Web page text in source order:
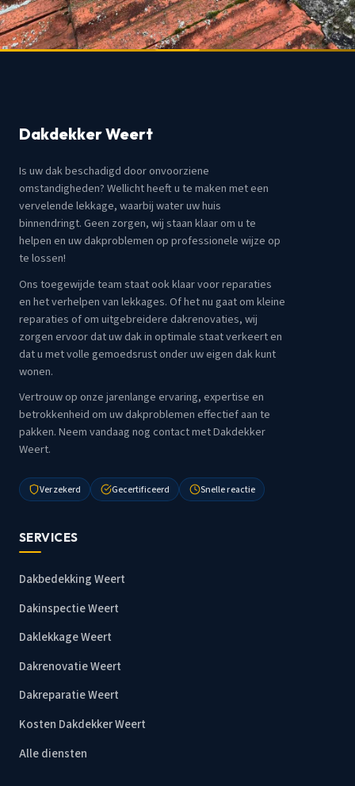
Dakdekker Weert
Is uw dak beschadigd door onvoorziene
omstandigheden? Wellicht heeft u te maken met een
vervelende lekkage, waarbij water uw huis
binnendringt. Geen zorgen, wij staan klaar om u te
helpen en uw dakproblemen op professionele wijze op
te lossen!
Ons toegewijde team staat ook klaar voor reparaties
en het verhelpen van lekkages. Of het nu gaat om kleine
reparaties of om uitgebreidere dakrenovaties, wij
zorgen ervoor dat uw dak in optimale staat verkeert en
dat u met volle gemoedsrust onder uw eigen dak kunt
wonen.
Vertrouw op onze jarenlange ervaring, expertise en
betrokkenheid om uw dakproblemen effectief aan te
pakken. Neem vandaag nog contact met Dakdekker
Weert.
Verzekerd Gecertificeerd Snelle reactie
SERVICES
Dakbedekking Weert
Dakinspectie Weert
Daklekkage Weert
Dakrenovatie Weert
Dakreparatie Weert
Kosten Dakdekker Weert
Alle diensten